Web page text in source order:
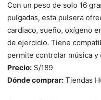
Con un peso de solo 16
pulgadas, esta pulsera
cardiaco, sueño, oxígeno
de ejercicio. Tiene
permite controlar música y
Precio: S/189
Dónde comprar: Tiendas